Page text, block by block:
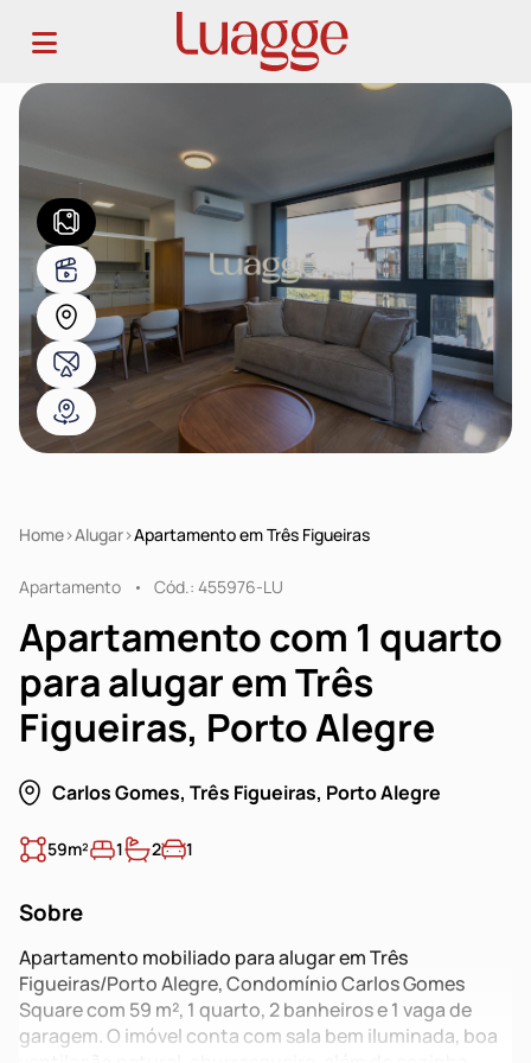
Home Alugar Apartamento em Três Figueiras
Apartamento Cód.: 455976-LU
Apartamento com 1 quarto
para alugar em Três
Figueiras, Porto Alegre
Carlos Gomes, Três Figueiras, Porto Alegre
59m² 1 2 1
Sobre
Apartamento mobiliado para alugar em Três
Figueiras/Porto Alegre, Condomínio Carlos Gomes
Square com 59 m², 1 quarto, 2 banheiros e 1 vaga de
garagem. O imóvel conta com sala bem iluminada, boa